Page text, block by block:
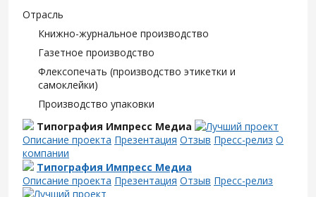
Отрасль
Книжно-журнальное производство
Газетное производство
Флексопечать (производство этикетки и
самоклейки)
Производство упаковки
Типография Импресс Медиа
Описание проекта Презентация Отзыв Пресс-релиз О
компании
Типография Импресс Медиа
Описание проекта Презентация Отзыв Пресс-релиз